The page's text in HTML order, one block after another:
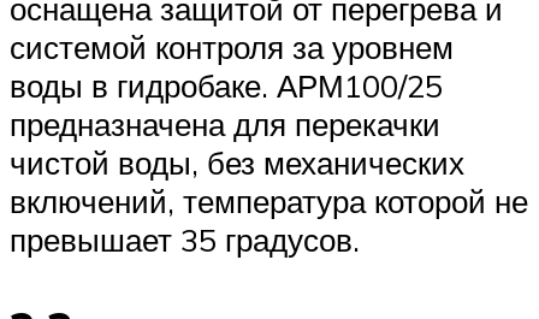
оснащена защитой от перегрева и
системой контроля за уровнем
воды в гидробаке. АРМ100/25
предназначена для перекачки
чистой воды, без механических
включений, температура которой не
превышает 35 градусов.